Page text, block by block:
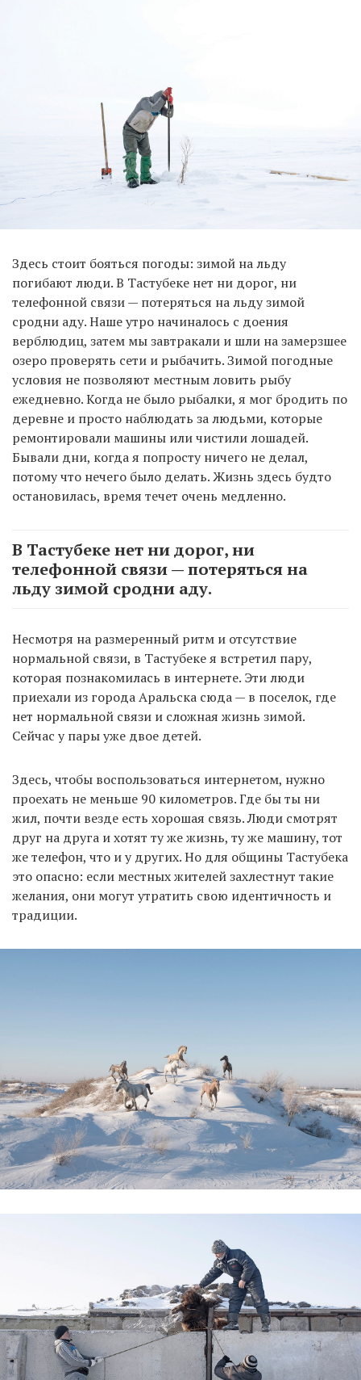
Здесь стоит бояться погоды: зимой на льду
погибают люди. В Тастубеке нет ни дорог, ни
телефонной связи — потеряться на льду зимой
сродни аду. Наше утро начиналось с доения
верблюдиц, затем мы завтракали и шли на замерзшее
озеро проверять сети и рыбачить. Зимой погодные
условия не позволяют местным ловить рыбу
ежедневно. Когда не было рыбалки, я мог бродить по
деревне и просто наблюдать за людьми, которые
ремонтировали машины или чистили лошадей.
Бывали дни, когда я попросту ничего не делал,
потому что нечего было делать. Жизнь здесь будто
остановилась, время течет очень медленно.
В Тастубеке нет ни дорог, ни
телефонной связи — потеряться на
льду зимой сродни аду.
Несмотря на размеренный ритм и отсутствие
нормальной связи, в Тастубеке я встретил пару,
которая познакомилась в интернете. Эти люди
приехали из города Аральска сюда — в поселок, где
нет нормальной связи и сложная жизнь зимой.
Сейчас у пары уже двое детей.
Здесь, чтобы воспользоваться интернетом, нужно
проехать не меньше 90 километров. Где бы ты ни
жил, почти везде есть хорошая связь. Люди смотрят
друг на друга и хотят ту же жизнь, ту же машину, тот
же телефон, что и у других. Но для общины Тастубека
это опасно: если местных жителей захлестнут такие
желания, они могут утратить свою идентичность и
традиции.